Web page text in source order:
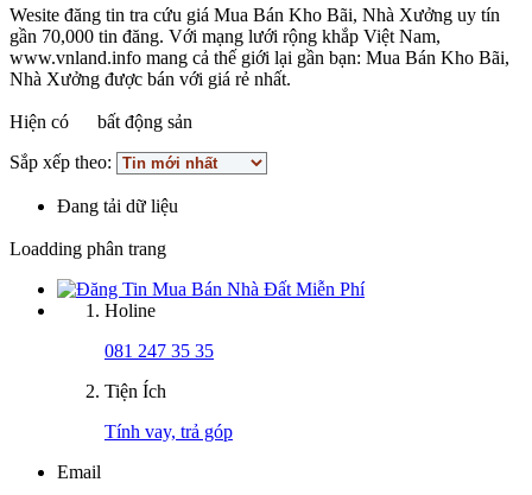
Wesite đăng tin tra cứu giá Mua Bán Kho Bãi, Nhà Xưởng uy tín
gần 70,000 tin đăng. Với mạng lưới rộng khắp Việt Nam,
www.vnland.info mang cả thế giới lại gần bạn: Mua Bán Kho Bãi,
Nhà Xưởng được bán với giá rẻ nhất.
Hiện có
bất động sản
Sắp xếp theo:
Đang tải dữ liệu
Loadding phân trang
Holine
081 247 35 35
Tiện Ích
Tính vay, trả góp
Email